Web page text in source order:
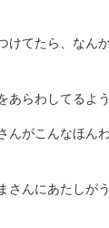
けてたら、なん
あらわしてるよ
んがこんなほん
さんにあたしが